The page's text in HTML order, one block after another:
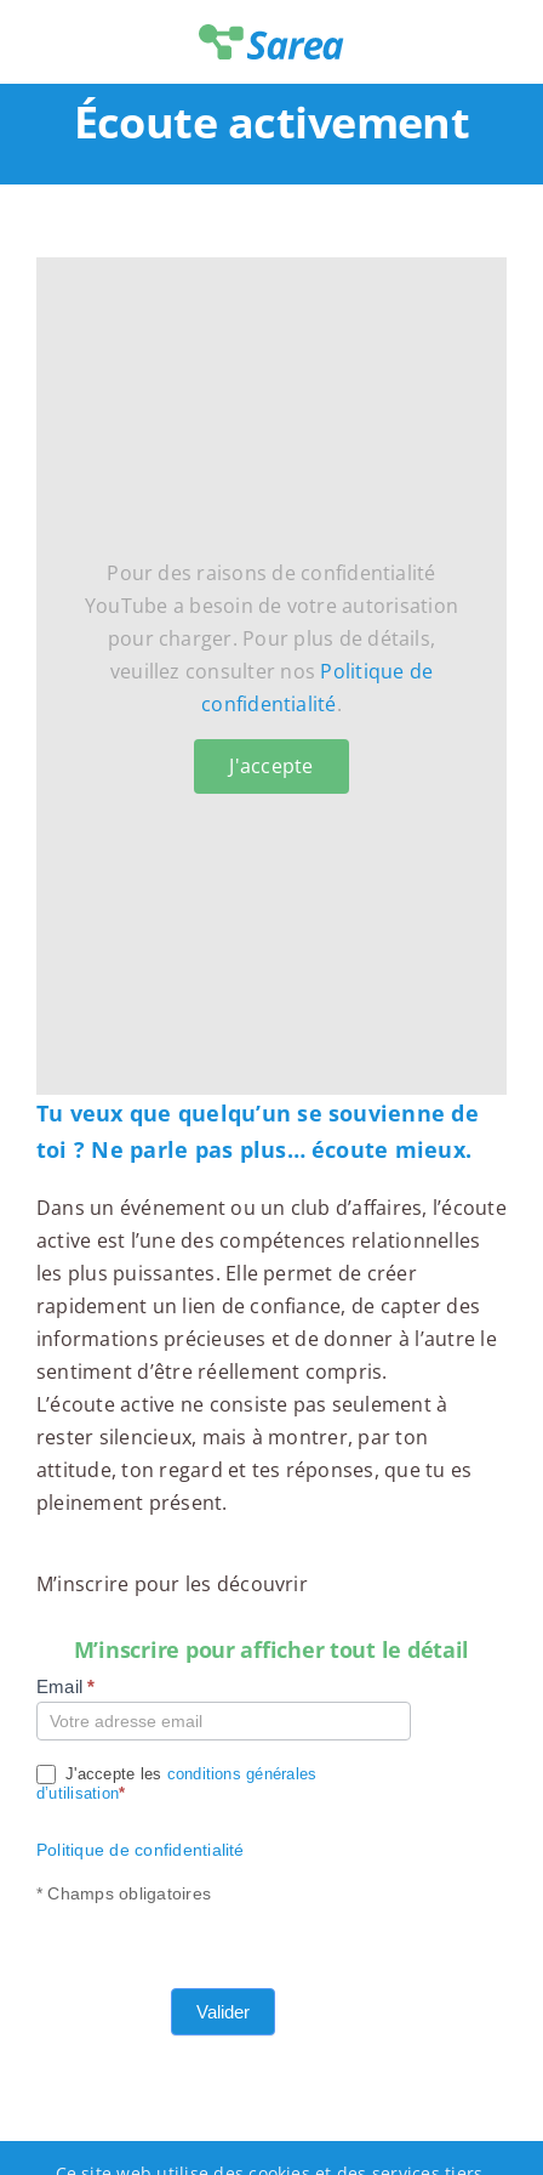
contenu
Écoute activement
Pour des raisons de confidentialité
YouTube a besoin de votre autorisation
pour charger. Pour plus de détails,
veuillez consulter nos Politique de
confidentialité.
J'accepte
Tu veux que quelqu’un se souvienne de
toi ? Ne parle pas plus… écoute mieux.
Dans un événement ou un club d’affaires, l’écoute
active est l’une des compétences relationnelles
les plus puissantes. Elle permet de créer
rapidement un lien de confiance, de capter des
informations précieuses et de donner à l’autre le
sentiment d’être réellement compris.
L’écoute active ne consiste pas seulement à
rester silencieux, mais à montrer, par ton
attitude, ton regard et tes réponses, que tu es
pleinement présent.
M’inscrire pour les découvrir
M’inscrire pour afficher tout le détail
Compte
Email*
J'accepte les conditions générales
d’utilisation*
Politique de confidentialité
* Champs obligatoires
Valider